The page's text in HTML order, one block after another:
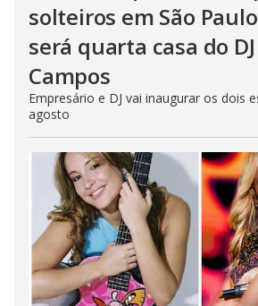
solteiros em São
será quarta casa do
Campos
Empresário e DJ vai inaugurar os dois
agosto